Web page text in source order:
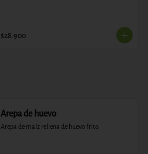
$28.900
Arepa de huevo
Arepa de maíz rellena de huevo frito.